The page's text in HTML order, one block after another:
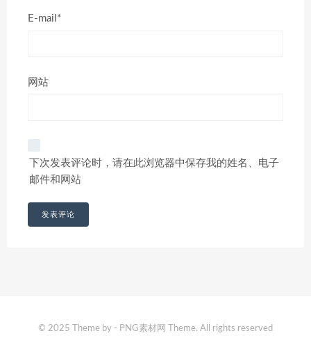
E-mail*
网站
下次发表评论时，请在此浏览器中保存我的姓名、电子
邮件和网站
© 2025 Theme by - PNG素材网 Theme. All rights reserved